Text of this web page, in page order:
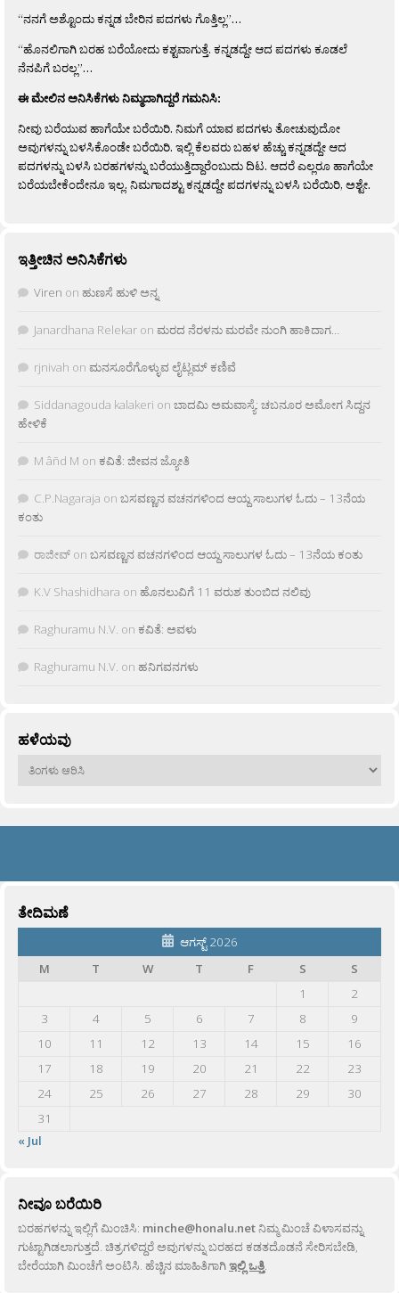
“ನನಗೆ ಅಶ್ಟೊಂದು ಕನ್ನಡ ಬೇರಿನ ಪದಗಳು ಗೊತ್ತಿಲ್ಲ”…
“ಹೊನಲಿಗಾಗಿ ಬರಹ ಬರೆಯೋದು ಕಶ್ಟವಾಗುತ್ತೆ. ಕನ್ನಡದ್ದೇ ಆದ ಪದಗಳು ಕೂಡಲೆ
ನೆನಪಿಗೆ ಬರಲ್ಲ”…
ಈ ಮೇಲಿನ ಅನಿಸಿಕೆಗಳು ನಿಮ್ಮದಾಗಿದ್ದರೆ ಗಮನಿಸಿ:
ನೀವು ಬರೆಯುವ ಹಾಗೆಯೇ ಬರೆಯಿರಿ. ನಿಮಗೆ ಯಾವ ಪದಗಳು ತೋಚುವುದೋ
ಅವುಗಳನ್ನು ಬಳಸಿಕೊಂಡೇ ಬರೆಯಿರಿ. ಇಲ್ಲಿ ಕೆಲವರು ಬಹಳ ಹೆಚ್ಚು ಕನ್ನಡದ್ದೇ ಆದ
ಪದಗಳನ್ನು ಬಳಸಿ ಬರಹಗಳನ್ನು ಬರೆಯುತ್ತಿದ್ದಾರೆಂಬುದು ದಿಟ. ಆದರೆ ಎಲ್ಲರೂ ಹಾಗೆಯೇ
ಬರೆಯಬೇಕೆಂದೇನೂ ಇಲ್ಲ. ನಿಮಗಾದಶ್ಟು ಕನ್ನಡದ್ದೇ ಪದಗಳನ್ನು ಬಳಸಿ ಬರೆಯಿರಿ, ಅಶ್ಟೇ.
ಇತ್ತೀಚಿನ ಅನಿಸಿಕೆಗಳು
Viren on ಹುಣಸೆ ಹುಳಿ ಅನ್ನ
Janardhana Relekar on ಮರದ ನೆರಳನು ಮರವೇ ನುಂಗಿ ಹಾಕಿದಾಗ…
rjnivah on ಮನಸೂರೆಗೊಳ್ಳುವ ಲೈಟ್ಲಮ್ ಕಣಿವೆ
Siddanagouda kalakeri on ಬಾದಮಿ ಅಮವಾಸ್ಯೆ: ಚಬನೂರ ಅಮೋಗ ಸಿದ್ದನ
ಹೇಳಿಕೆ
M âñd M on ಕವಿತೆ: ಜೀವನ ಜ್ಯೋತಿ
C.P.Nagaraja on ಬಸವಣ್ಣನ ವಚನಗಳಿಂದ ಆಯ್ದ ಸಾಲುಗಳ ಓದು – 13ನೆಯ
ಕಂತು
ರಾಜೀವ್ on ಬಸವಣ್ಣನ ವಚನಗಳಿಂದ ಆಯ್ದ ಸಾಲುಗಳ ಓದು – 13ನೆಯ ಕಂತು
K.V Shashidhara on ಹೊನಲುವಿಗೆ 11 ವರುಶ ತುಂಬಿದ ನಲಿವು
Raghuramu N.V. on ಕವಿತೆ: ಅವಳು
Raghuramu N.V. on ಹನಿಗವನಗಳು
ಹಳೆಯವು
ಹಳೆಯವು
ತೇದಿಮಣೆ
ಆಗಸ್ಟ್ 2026
M
T W T F S
S
1
2
3
4 5 6 7 8
9
10
11 12 13 14 15
16
17
18 19 20 21 22
23
24
25 26 27 28 29
30
31
« Jul
ನೀವೂ ಬರೆಯಿರಿ
ಬರಹಗಳನ್ನು ಇಲ್ಲಿಗೆ ಮಿಂಚಿಸಿ: minche@honalu.netನಿಮ್ಮ ಮಿಂಚೆ ವಿಳಾಸವನ್ನು
ಗುಟ್ಟಾಗಿಡಲಾಗುತ್ತದೆ. ಚಿತ್ರಗಳಿದ್ದರೆ ಅವುಗಳನ್ನು ಬರಹದ ಕಡತದೊಡನೆ ಸೇರಿಸಬೇಡಿ,
ಬೇರೆಯಾಗಿ ಮಿಂಚೆಗೆ ಅಂಟಿಸಿ. ಹೆಚ್ಚಿನ ಮಾಹಿತಿಗಾಗಿಇಲ್ಲಿ ಒತ್ತಿ.